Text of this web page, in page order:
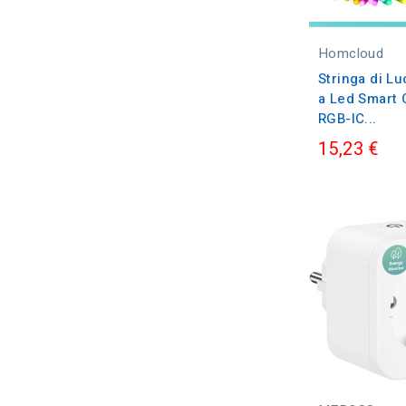
Homcloud
Stringa di
a Led Smart
RGB-IC...
15,23 €